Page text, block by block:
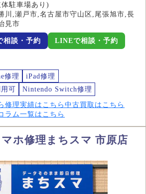
駐車場あり)
川,瀬戸市,名古屋市守山区,尾張旭市,長
見市
相談・予約 LINEで相談・予約
修理
iPad修理
可
Nintendo Switch修理
修理実績はこちら 中古買取はこちら
ラム一覧はこちら
ホ修理まちスマ 市原店